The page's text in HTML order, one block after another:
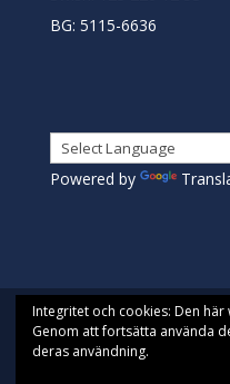
BG: 5115-6636
Powered by
Designad av
Integritet och cookies: Den
Genom att fortsätta använda
deras användning.